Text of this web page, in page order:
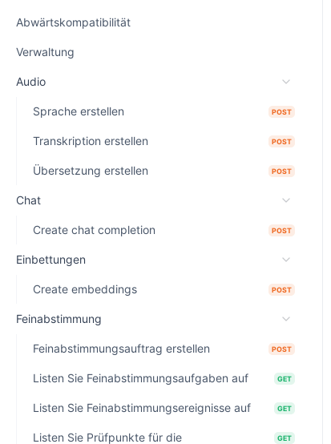
Abwärtskompatibilität
Verwaltung
Audio
Sprache erstellen POST
Transkription erstellen POST
Übersetzung erstellen POST
Chat
Create chat completion POST
Einbettungen
Create embeddings POST
Feinabstimmung
Feinabstimmungsauftrag erstellen POST
Listen Sie Feinabstimmungsaufgaben auf GET
Listen Sie Feinabstimmungsereignisse auf GET
Listen Sie Prüfpunkte für die GET